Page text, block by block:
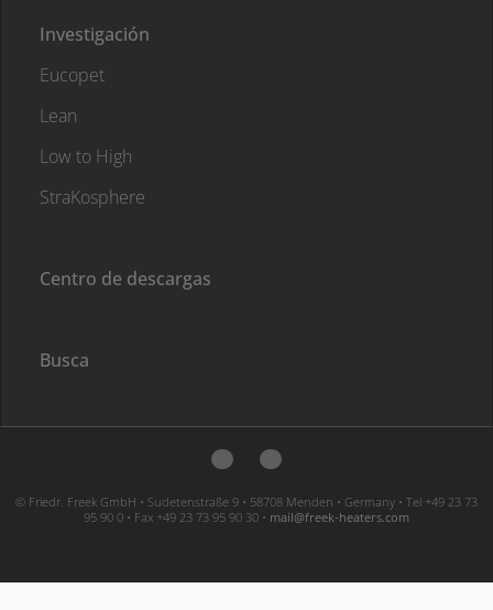
Investigación
Eucopet
Lean
Low to High
StraKosphere
Centro de descargas
Busca
© Friedr. Freek GmbH • Sudetenstraße 9 • 58708 Menden • Germany • Tel +49 23 73
95 90 0 • Fax +49 23 73 95 90 30 • moc.sretaeh-keerf@liam